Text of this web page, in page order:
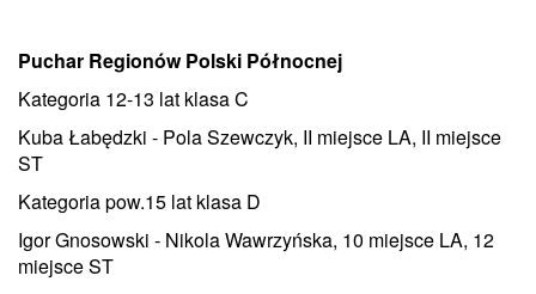
Puchar Regionów Polski Północnej
Kategoria 12-13 lat klasa C
Kuba Łabędzki - Pola Szewczyk, II miejsce LA, II miejsce
ST
Kategoria pow.15 lat klasa D
Igor Gnosowski - Nikola Wawrzyńska, 10 miejsce LA, 12
miejsce ST